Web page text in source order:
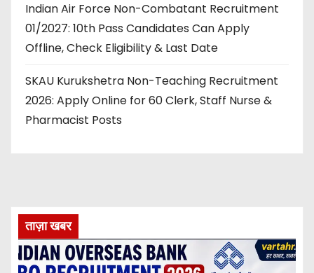
Indian Air Force Non-Combatant Recruitment
01/2027: 10th Pass Candidates Can Apply
Offline, Check Eligibility & Last Date
SKAU Kurukshetra Non-Teaching Recruitment
2026: Apply Online for 60 Clerk, Staff Nurse &
Pharmacist Posts
ताज़ा खबर